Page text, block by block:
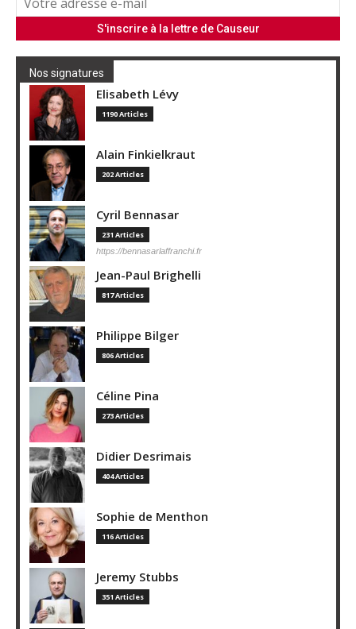
Nos signatures
Elisabeth Lévy
1190 Articles
Alain Finkielkraut
202 Articles
Cyril Bennasar
231 Articles
https://bennasarlaffranchi.fr
Jean-Paul Brighelli
817 Articles
Philippe Bilger
806 Articles
Céline Pina
273 Articles
Didier Desrimais
404 Articles
Sophie de Menthon
116 Articles
Jeremy Stubbs
351 Articles